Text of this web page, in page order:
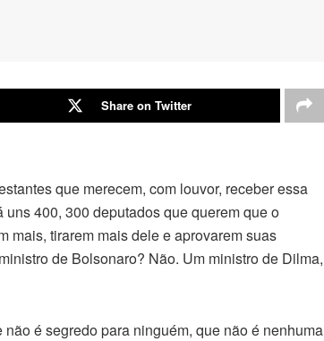
Share on Twitter
que merecem, com louvor, receber essa
uns 400, 300 deputados que querem que o
mais, tirarem mais dele e aprovarem suas
de Bolsonaro? Não. Um ministro de Dilma,
é segredo para ninguém, que não é nenhuma